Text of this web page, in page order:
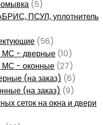
(5)
ПСУЛ, уплотнитель
(56)
МС - дверные (10)
МС - оконные (27)
(на заказ) (6)
(на заказ) (9)
сеток на окна и двери